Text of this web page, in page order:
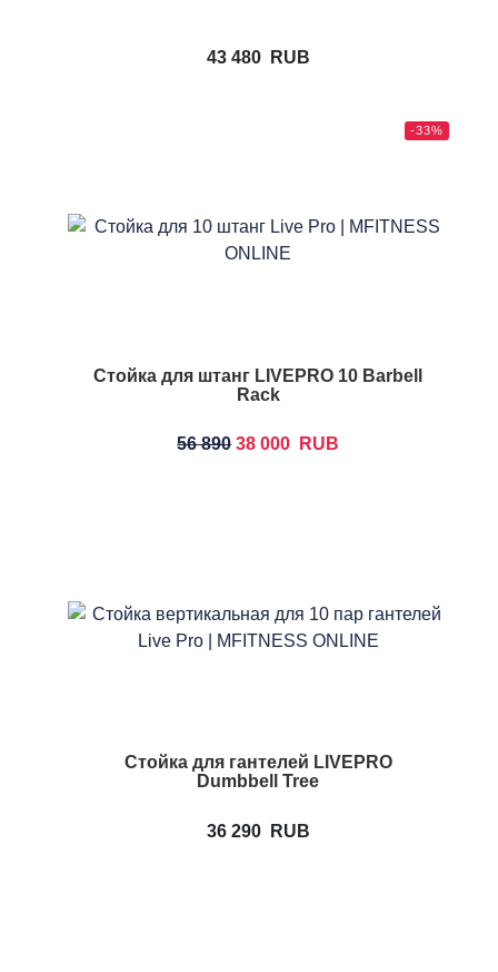
43 480 RUB
-33%
Стойка для штанг LIVEPRO 10 Barbell
Rack
56 890 38 000 RUB
Стойка для гантелей LIVEPRO
Dumbbell Tree
36 290 RUB